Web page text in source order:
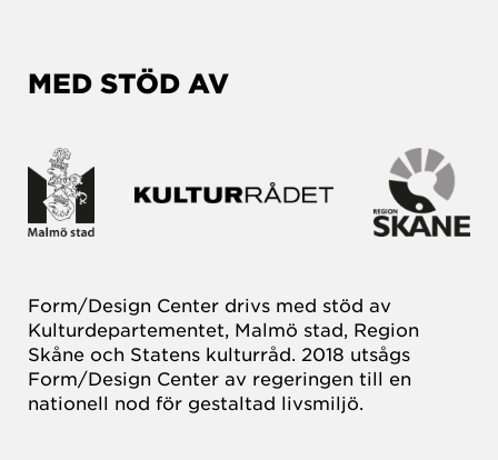
MED STÖD AV
Form/Design Center drivs med stöd av
Kulturdepartementet, Malmö stad, Region
Skåne och Statens kulturråd. 2018 utsågs
Form/Design Center av regeringen till en
nationell nod för gestaltad livsmiljö.